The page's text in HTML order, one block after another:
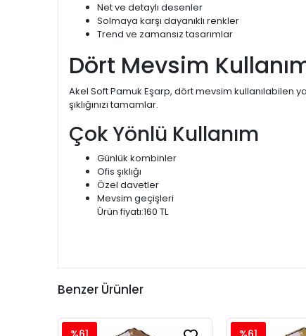
Net ve detaylı desenler
Solmaya karşı dayanıklı renkler
Trend ve zamansız tasarımlar
Dört Mevsim
Akel Soft Pamuk Eşarp, dört mevsim kullanılabilen
şıklığınızı tamamlar.
Çok Yönlü Kullanım
Günlük kombinler
Ofis şıklığı
Özel davetler
Mevsim geçişleri
Ürün fiyatı:160 TL
Benzer Ürünler